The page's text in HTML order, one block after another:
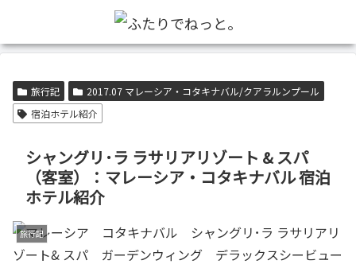
旅行記
2017.07 マレーシア・コタキナバル/クアラルンプール
宿泊ホテル紹介
シャングリ･ラ ラサリアリゾート & スパ
（客室）：マレーシア・コタキナバル 宿泊
ホテル紹介
旅行記